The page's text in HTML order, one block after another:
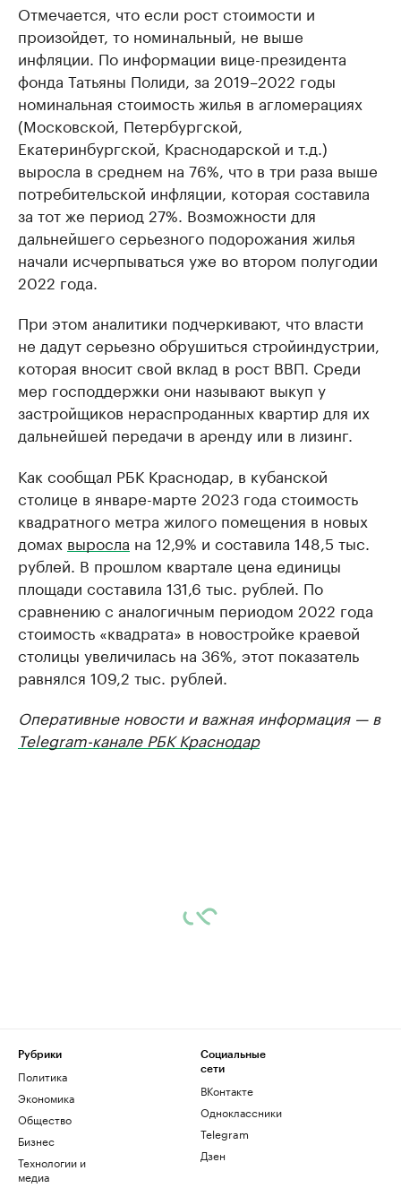
Отмечается, что если рост стоимости и
произойдет, то номинальный, не выше
инфляции. По информации вице-президента
фонда Татьяны Полиди, за 2019–2022 годы
номинальная стоимость жилья в агломерациях
(Московской, Петербургской,
Екатеринбургской, Краснодарской и т.д.)
выросла в среднем на 76%, что в три раза выше
потребительской инфляции, которая составила
за тот же период 27%. Возможности для
дальнейшего серьезного подорожания жилья
начали исчерпываться уже во втором полугодии
2022 года.
При этом аналитики подчеркивают, что власти
не дадут серьезно обрушиться стройиндустрии,
которая вносит свой вклад в рост ВВП. Среди
мер господдержки они называют выкуп у
застройщиков нераспроданных квартир для их
дальнейшей передачи в аренду или в лизинг.
Как сообщал РБК Краснодар, в кубанской
столице в январе-марте 2023 года стоимость
квадратного метра жилого помещения в новых
домах выросла на 12,9% и составила 148,5 тыс.
рублей. В прошлом квартале цена единицы
площади составила 131,6 тыс. рублей. По
сравнению с аналогичным периодом 2022 года
стоимость «квадрата» в новостройке краевой
столицы увеличилась на 36%, этот показатель
равнялся 109,2 тыс. рублей.
Оперативные новости и важная информация — в
Telegram-канале РБК Краснодар
Рубрики
Политика
Экономика
Общество
Бизнес
Технологии и
медиа
Социальные
сети
ВКонтакте
Одноклассники
Telegram
Дзен